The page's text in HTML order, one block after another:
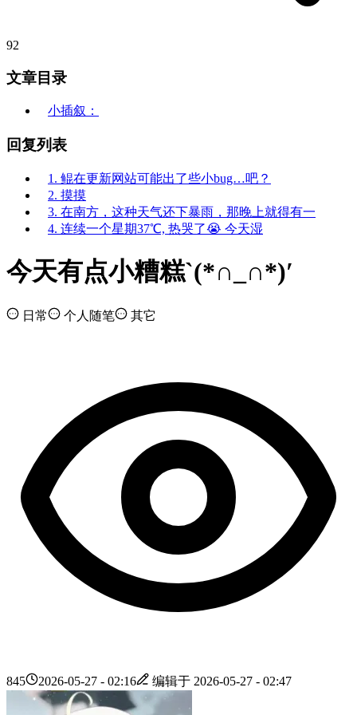
92
文章目录
小插叙：
回复列表
1. 鲲在更新网站可能出了些小bug…吧？
2. 摸摸
3. 在南方，这种天气还下暴雨，那晚上就得有一
4. 连续一个星期37℃, 热哭了😭 今天湿
今天有点小糟糕`(*∩_∩*)′
日常 个人随笔 其它
845 2026-05-27 - 02:16 编辑于 2026-05-27 - 02:47